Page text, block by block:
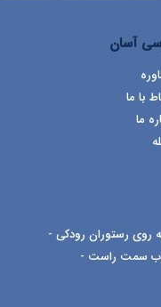
آسان
با ما
ما
روی رستوران رودکی -
سمت راست -